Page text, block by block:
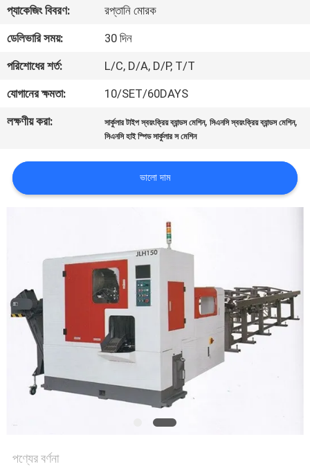
নিয়ন্ত্রণ
যোগাযোগ
করুন
খবর
উদ্ধৃতির
জন্য
ম্যাপ
গোপনীয়তা
প্যাকেজিং বিবরণ:
রপ্তানি মোরক
ডেলিভারি সময়:
30 দিন
পরিশোধের শর্ত:
L/C, D/A, D/P, T/T
যোগানের ক্ষমতা:
10/SET/60DAYS
লক্ষণীয় করা:
সার্কুলার টাইপ স্বয়ংক্রিয় ব্যান্ডস মেশিন,সিএনসি স্বয়ংক্রিয় ব্যান্ডস মেশিন,
সিএনসি হাই স্পিড সার্কুলার স মেশিন
ভালো দাম
পণ্যের বর্ণনা